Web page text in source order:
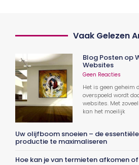
Vaak Gelezen
Blog Posten op
Websites
Geen Reacties
Het is geen geheim
overspoeld wordt
websites. Met
kan het moeilijk
Uw olijfboom snoeien – de
productie te maximaliseren
Hoe kan je van termieten afkomen